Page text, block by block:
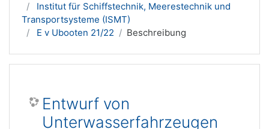
Institut für Schiffstechnik, Meerestechnik und
Transportsysteme (ISMT)
E v Ubooten 21/22
Beschreibung
Entwurf von
Unterwasserfahrzeugen